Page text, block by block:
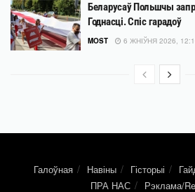
Беларусаў Польшчы
Годнасці. Спіс гарадоў
MOST 6 ЖНІЎНЯ 2026,
Галоўная Навіны Гісторыі
ПРА НАС
Рэклама/